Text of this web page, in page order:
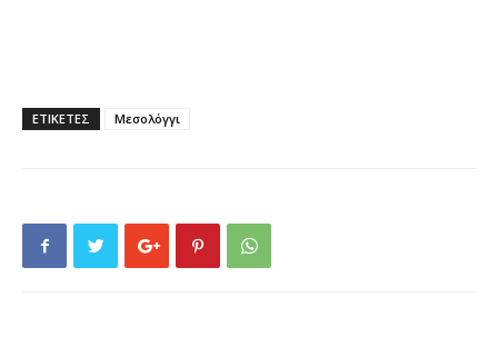
ΕΤΙΚΕΤΕΣ Μεσολόγγι